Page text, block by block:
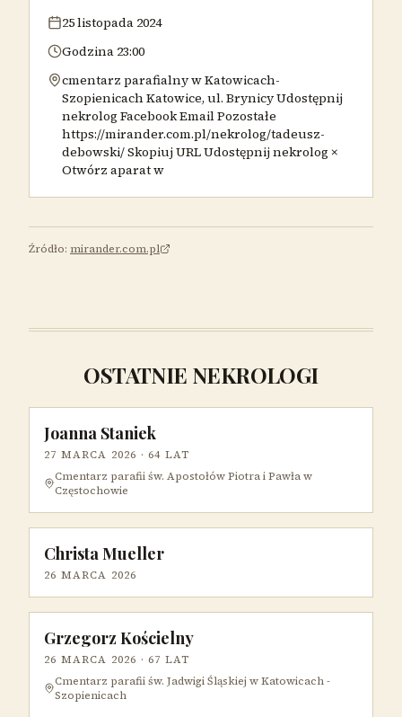
25 listopada 2024
Godzina 23:00
cmentarz parafialny w Katowicach-
Szopienicach Katowice, ul. Brynicy Udostępnij
nekrolog Facebook Email Pozostałe
https://mirander.com.pl/nekrolog/tadeusz-
debowski/ Skopiuj URL Udostępnij nekrolog ×
Otwórz aparat w
Źródło: mirander.com.pl
OSTATNIE NEKROLOGI
Joanna Staniek
27 MARCA 2026 · 64 LAT
Cmentarz parafii św. Apostołów Piotra i Pawła w
Częstochowie
Christa Mueller
26 MARCA 2026
Grzegorz Kościelny
26 MARCA 2026 · 67 LAT
Cmentarz parafii św. Jadwigi Śląskiej w Katowicach -
Szopienicach